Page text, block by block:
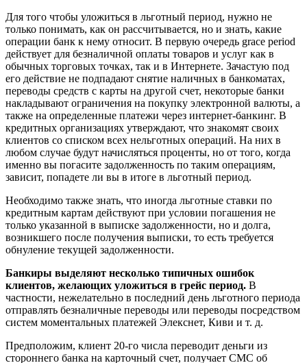
Для того чтобы уложиться в льготный период, нужно не
только понимать, как он рассчитывается, но и знать, какие
операции банк к нему относит. В первую очередь grace period
действует для безналичной оплаты товаров и услуг как в
обычных торговых точках, так и в Интернете. Зачастую под
его действие не подпадают снятие наличных в банкоматах,
переводы средств с карты на другой счет, некоторые банки
накладывают ограничения на покупку электронной валюты, а
также на определенные платежи через интернет-банкинг. В
кредитных организациях утверждают, что знакомят своих
клиентов со списком всех нельготных операций. На них в
любом случае будут начисляться проценты, но от того, когда
именно вы погасите задолженность по таким операциям,
зависит, попадете ли вы в итоге в льготный период.
Необходимо также знать, что иногда льготные ставки по
кредитным картам действуют при условии погашения не
только указанной в выписке задолженности, но и долга,
возникшего после получения выписки, то есть требуется
обнуление текущей задолженности.
Банкиры выделяют несколько типичных ошибок
клиентов, желающих уложиться в грейс период. В
частности, нежелательно в последний день льготного периода
отправлять безналичные переводы или переводы посредством
систем моментальных платежей Элекснет, Киви и т. д.
Предположим, клиент 20-го числа переводит деньги из
стороннего банка на карточный счет, получает СМС об